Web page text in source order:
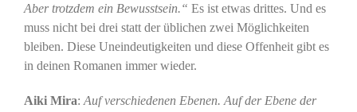
Aber trotzdem ein Bewusstsein.“ Es ist etwas drittes. Und es
muss nicht bei drei statt der üblichen zwei Möglichkeiten
bleiben. Diese Uneindeutigkeiten und diese Offenheit gibt es
in deinen Romanen immer wieder.
Aiki Mira: Auf verschiedenen Ebenen. Auf der Ebene der